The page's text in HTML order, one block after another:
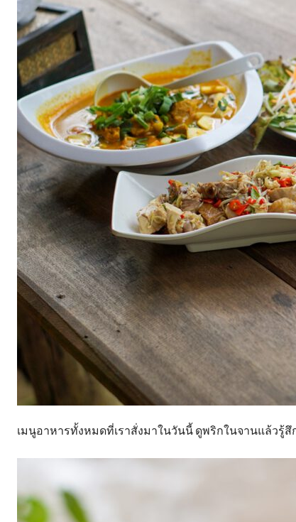
เมนูอาหารทั้งหมดที่เราสั่งมาในวันนี้ ดูพริกในจานแล้วรู้สึ